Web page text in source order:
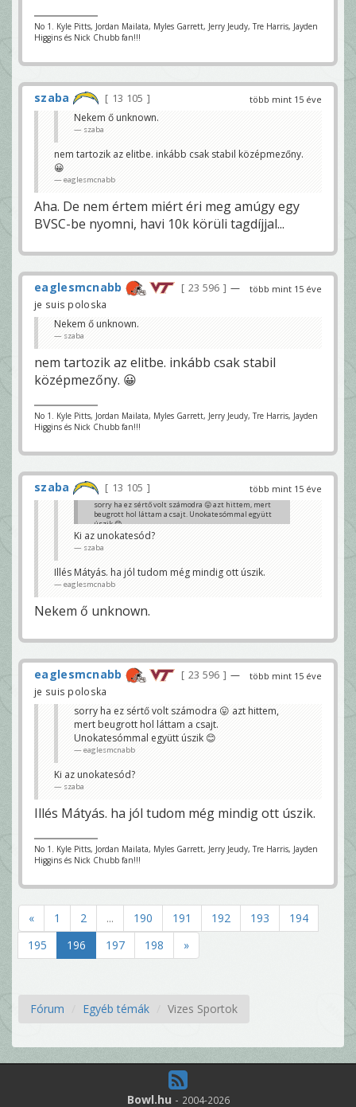
No 1. Kyle Pitts, Jordan Mailata, Myles Garrett, Jerry Jeudy, Tre Harris, Jayden
Higgins és Nick Chubb fan!!!
több mint 15 éve
szaba
13 105
Nekem ő unknown.
szaba
nem tartozik az elitbe. inkább csak stabil középmezőny.
😀
eaglesmcnabb
Aha. De nem értem miért éri meg amúgy egy
BVSC-be nyomni, havi 10k körüli tagdíjjal...
több mint 15 éve
eaglesmcnabb 23 596
—
je suis poloska
Nekem ő unknown.
szaba
nem tartozik az elitbe. inkább csak stabil
középmezőny. 😀
No 1. Kyle Pitts, Jordan Mailata, Myles Garrett, Jerry Jeudy, Tre Harris, Jayden
Higgins és Nick Chubb fan!!!
több mint 15 éve
szaba 13 105
sorry ha ez sértő volt számodra 😛 azt hittem, mert
beugrott hol láttam a csajt. Unokatesómmal együtt
úszik 😊
eaglesmcnabb
Ki az unokatesód?
szaba
Illés Mátyás. ha jól tudom még mindig ott úszik.
eaglesmcnabb
Nekem ő unknown.
több mint 15 éve
eaglesmcnabb 23 596
—
je suis poloska
sorry ha ez sértő volt számodra 😛 azt hittem,
mert beugrott hol láttam a csajt.
Unokatesómmal együtt úszik 😊
eaglesmcnabb
Ki az unokatesód?
szaba
Illés Mátyás. ha jól tudom még mindig ott úszik.
No 1. Kyle Pitts, Jordan Mailata, Myles Garrett, Jerry Jeudy, Tre Harris, Jayden
Higgins és Nick Chubb fan!!!
« 1 2 ... 190 191 192 193
194
195
196 197 198 »
Fórum Egyéb témák Vizes Sportok
Bowl.hu - 2004-2026